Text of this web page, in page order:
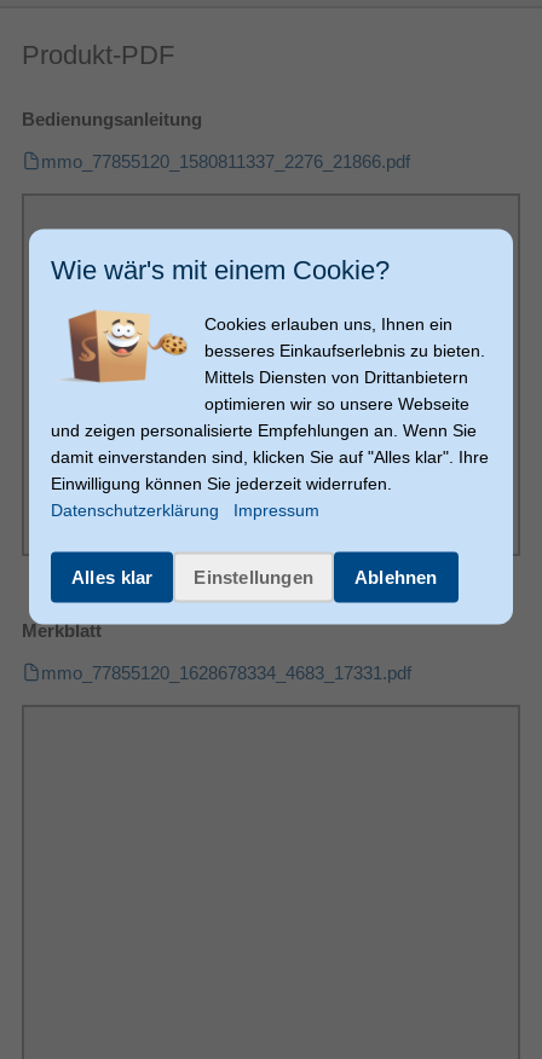
Max. Traglast
Kabelmanagement
Produktfarbe Silber
Weitere Spezifikationen
Zertifizierung TÜV
Garantiezeit
Sonstiges
Artikelnummer 11199712756
Produkt-PDF
Bedienungsanleitung
mmo_77855120_1580811337_2276_21866.pdf
Merkblatt
mmo_77855120_1628678334_4683_17331.pdf
Wie wär's mit einem Cookie?
Cookies erlauben uns, Ihnen ein
besseres Einkaufserlebnis zu bieten.
Mittels Diensten von Drittanbietern
optimieren wir so unsere Webseite
und zeigen personalisierte Empfehlungen an. Wenn Sie
damit einverstanden sind, klicken Sie auf "Alles klar". Ihre
Einwilligung können Sie jederzeit widerrufen.
Datenschutzerklärung
Impressum
Alles klar Einstellungen Ablehnen